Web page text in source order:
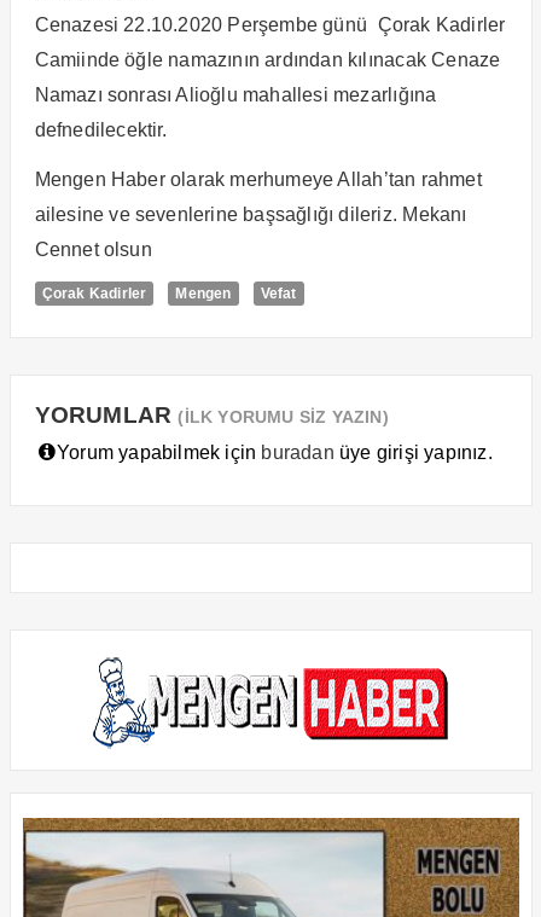
Cenazesi 22.10.2020 Perşembe günü Çorak Kadirler
Camiinde öğle namazının ardından kılınacak Cenaze
Namazı sonrası Alioğlu mahallesi mezarlığına
defnedilecektir.
Mengen Haber olarak merhumeye Allah’tan rahmet
ailesine ve sevenlerine başsağlığı dileriz. Mekanı
Cennet olsun
Çorak Kadirler Mengen Vefat
YORUMLAR(İLK YORUMU SİZ YAZIN)
Yorum yapabilmek için buradan üye girişi yapınız.